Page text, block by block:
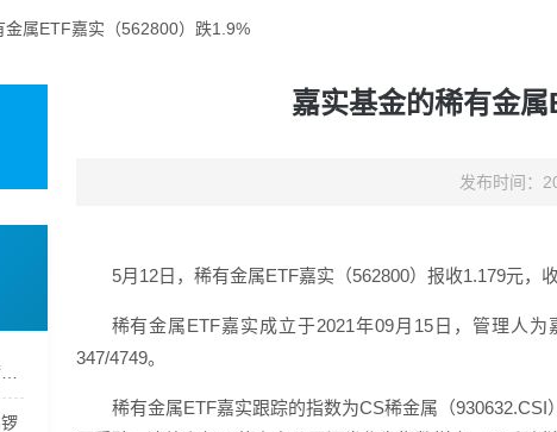
金属ETF嘉实（562800）跌1.9%
嘉实基金的稀有金
发布时间：
5月12日，稀有金属ETF嘉实（562800）报收1.179元，
稀有金属ETF嘉实成立于2021年09月15日，管理人
347/4749。
稀有金属ETF嘉实跟踪的指数为CS稀金属（